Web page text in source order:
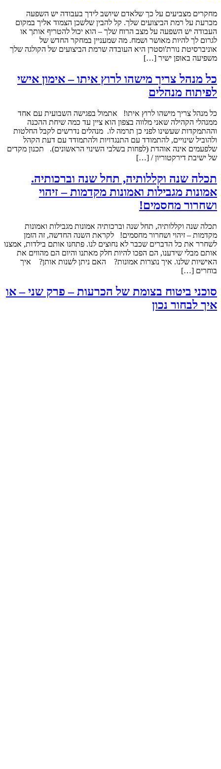
מחקרים מצביעים על כך שלאדם שיושב לידך בעבודה יש השפעה
מכרעת על רמת הביצועים שלך. קל להבין שלשכן הצמוד אליך במקום
העבודה יש השפעה על מצב הרוח שלך – הוא יכול להטריף אותך או
לגרום לך להיות מאושר ושמח. מה שמעניין במחקר החדש של
אוניברסיטת נורת'וסטרן היא העובדה שרמת הביצועים של הקולגה שלך
משפיעה באופן ישיר […]
כל מנהל צריך מישהו לרוץ איתו – אימון אישי
לפיתוח מנהלים
כל מנהל צריך מישהו לרוץ איתו! אתמול בפגישה השבועית עם אחד
ממנהלי הקהילה שאני מלווה בצפון הוא ציין עד כמה שיחת ההכנה
וההתמקדות שעשינו לפני כן תרמה לו. מנהלים נדרשים לקבל החלטות
ולהוביל שינויים, להתמודד עם התנגדויות ולהתמודד עם דעת הקהל
שלפעמים אינה אוהדת (לפחות בשלבי השינוי הראשונים). תכנון מקדים
של ישיבת דירקטוריון / […]
תכלה שנה וקללותיה, תחל שנה וברכותיה.
אמונות מגבילות ואמונות מקדמות – זיהוי
ושחרור מחסמים!
תכלה שנה וקללותיה, תחל שנה וברכותיה אמונות מגבילות ואמונות
מקדמות – זיהוי ושחרור מחסמים! לקראת השנה החדשה, זה הזמן
לשחרר את כל הדברים שכבר לא נחוצים לנו. פתחנו אותם בילדות, אמצנו
אותם מבלי שידענו, הם הפכו להיות חלק מאתנו והיום הם מהווים את
האישיות שלנו. איך נוצרות אמונות? האם ניתן לשנות אותן? איך
בוחרים […]
סוכני ביטוח בצומת של הכרעות – פרק שני – או
איך לבחור נכון